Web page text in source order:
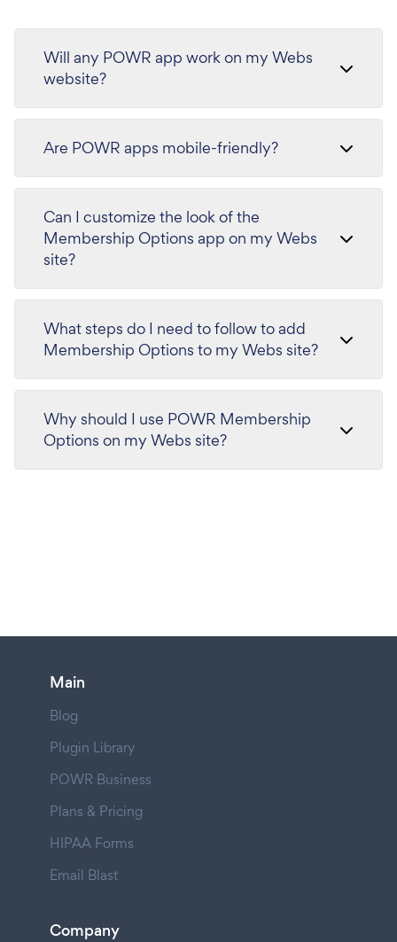
Will any POWR app work on my Webs
website?
Are POWR apps mobile-friendly?
Can I customize the look of the
Membership Options app on my Webs
site?
What steps do I need to follow to add
Membership Options to my Webs site?
Why should I use POWR Membership
Options on my Webs site?
Main
Blog
Plugin Library
POWR Business
Plans & Pricing
HIPAA Forms
Email Blast
Company